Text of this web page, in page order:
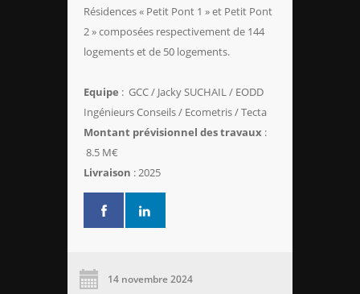
Résidences « Petit Pont 1 » et Petit Pont
2 » composées respectivement de 144
logements et de 50 logements.
Equipe : GCC / Jacky SUCHAIL / EODD
Ingénieurs Conseils / Ecometris / Tecta
Montant prévisionnel des travaux :
8.5 M€
Livraison : 2025
14 novembre 2024